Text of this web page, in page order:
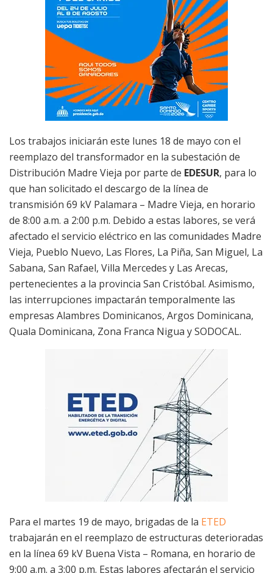
Los trabajos iniciarán este lunes 18 de mayo con el
reemplazo del transformador en la subestación de
Distribución Madre Vieja por parte de EDESUR, para lo
que han solicitado el descargo de la línea de
transmisión 69 kV Palamara – Madre Vieja, en horario
de 8:00 a.m. a 2:00 p.m. Debido a estas labores, se verá
afectado el servicio eléctrico en las comunidades Madre
Vieja, Pueblo Nuevo, Las Flores, La Piña, San Miguel, La
Sabana, San Rafael, Villa Mercedes y Las Arecas,
pertenecientes a la provincia San Cristóbal. Asimismo,
las interrupciones impactarán temporalmente las
empresas Alambres Dominicanos, Argos Dominicana,
Quala Dominicana, Zona Franca Nigua y SODOCAL.
Para el martes 19 de mayo, brigadas de la ETED
trabajarán en el reemplazo de estructuras deterioradas
en la línea 69 kV Buena Vista – Romana, en horario de
9:00 a.m. a 3:00 p.m. Estas labores afectarán el servicio